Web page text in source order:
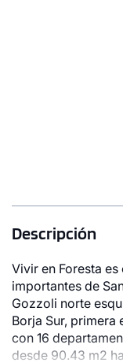
Descripción
Vivir en Foresta
importantes de
Gozzoli norte
Borja Sur, primera
con 16
desde 90.43 m2